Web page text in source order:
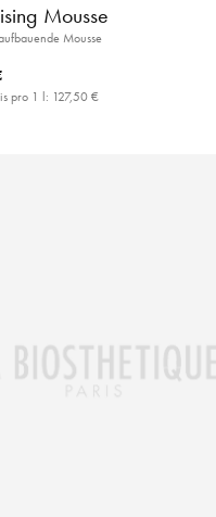
Mousse
Mousse
pro 1 l: 127,50 €